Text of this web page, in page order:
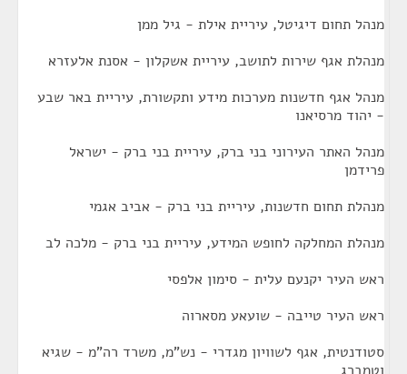
מנהל תחום דיגיטל, עיריית אילת - גיל ממן
מנהלת אגף שירות לתושב, עיריית אשקלון - אסנת אלעזרא
מנהל אגף חדשנות מערכות מידע ותקשורת, עיריית באר שבע
- יהוד מרסיאנו
מנהל האתר העירוני בני ברק, עיריית בני ברק - ישראל
פרידמן
מנהלת תחום חדשנות, עיריית בני ברק - אביב אגמי
מנהלת המחלקה לחופש המידע, עיריית בני ברק - מלכה לב
ראש העיר יקנעם עלית - סימון אלפסי
ראש העיר טייבה - שועאע מסארוה
סטודנטית, אגף לשוויון מגדרי - נש"מ, משרד רה"מ - שגיא